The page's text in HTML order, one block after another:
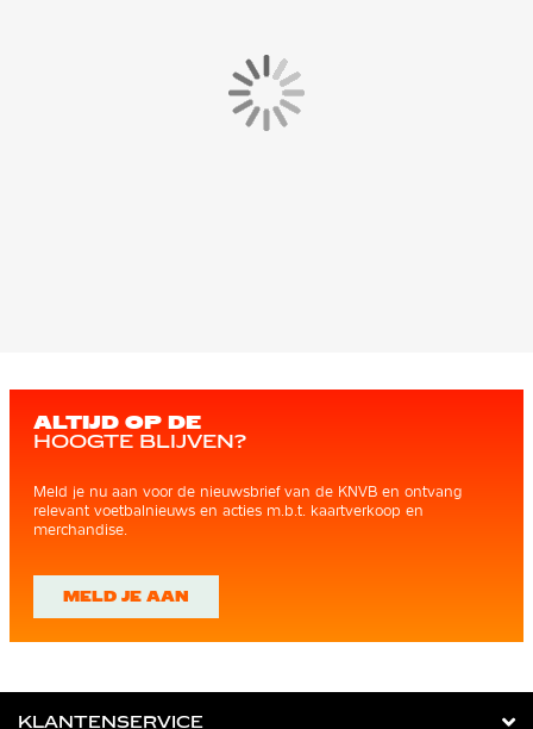
ALTIJD OP DE
HOOGTE BLIJVEN?
Meld je nu aan voor de nieuwsbrief van de KNVB en ontvang
relevant voetbalnieuws en acties m.b.t. kaartverkoop en
merchandise.
MELD JE AAN
KLANTENSERVICE